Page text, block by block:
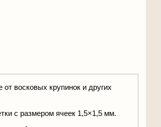
восковых крупинок и других
с размером ячеек 1,5×1,5 мм.